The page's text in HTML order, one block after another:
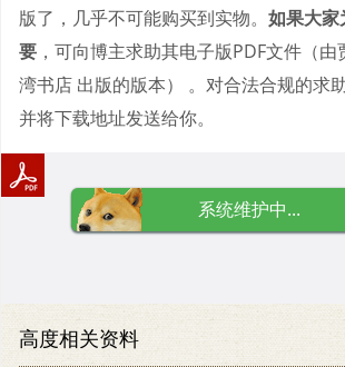
版了，几乎不可能购买到实物。 如果大家
要 ，可向博主求助其电子版PDF文件（
湾书店 出版的版本） 。对合法合规的求
并将下载地址发送给你。
系统维护中...
高度相关资料